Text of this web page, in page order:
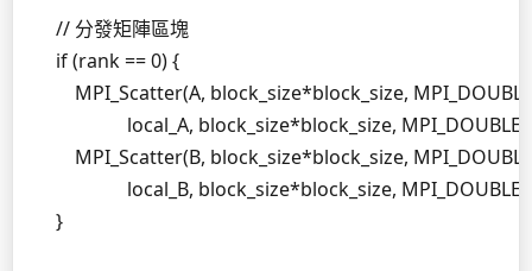
    // 分發矩陣區塊
    if (rank == 0) {
MPI_Scatter(A, block_size*block_size,
local_A, block_size*block_size,
MPI_Scatter(B, block_size*block_size,
local_B, block_size*block_size,
    }